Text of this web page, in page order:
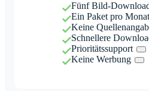
Fünf Bild-
Ein Paket pro Monat
Keine
Schnellere
Prioritätssupport
Keine Werbung